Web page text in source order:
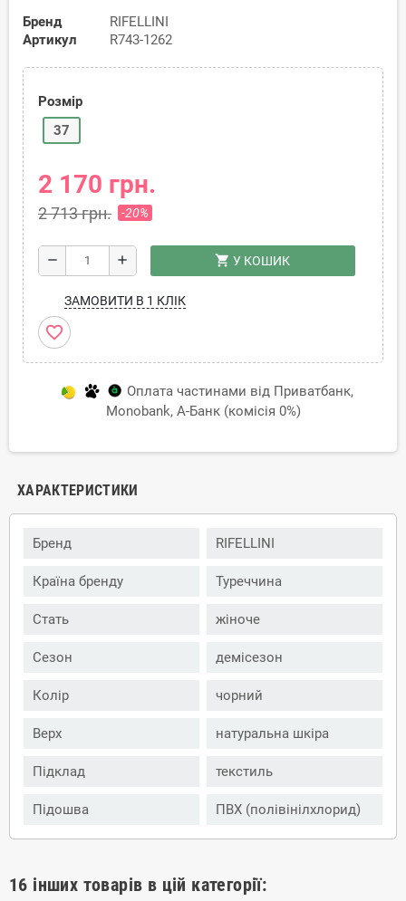
Бренд
RIFELLINI
Артикул
R743-1262
Розмір
37
2 170 грн.
2 713 грн. -20%
remove add shopping_cart У КОШИК
ЗАМОВИТИ В 1 КЛІК
favorite_border
Оплата частинами від Приватбанк,
Monobank, А-Банк (комісія 0%)
ХАРАКТЕРИСТИКИ
Бренд RIFELLINI
Країна бренду Туреччина
Стать жіноче
Сезон демісезон
Колір чорний
Верх натуральна шкіра
Підклад текстиль
Підошва ПВХ (полівінілхлорид)
16 інших товарів в цій категорії: